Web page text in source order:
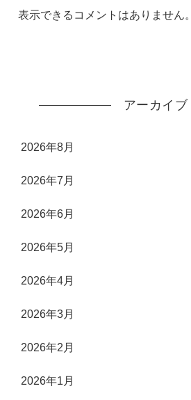
表示できるコメントはありません。
アーカイブ
2026年8月
2026年7月
2026年6月
2026年5月
2026年4月
2026年3月
2026年2月
2026年1月